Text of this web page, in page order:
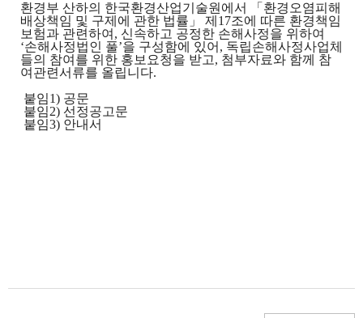
환경부 산하의 한국환경산업기술원에서 「 환경오염피해
배상책임 및 구제에 관한 법률 」 제 17조에 따른 환경책임
보험과 관련하여 , 신속하고 공정한 손해사정을 위하여
‘손해사정법인 풀’을 구성함에 있어, 독립손해사정사업체
들의 참여를 위한 홍보요청을 받고, 첨부자료와 함께 참
여관련서류를 올립니다.
붙임1) 공문
붙임2) 선정공고문
붙임3) 안내서